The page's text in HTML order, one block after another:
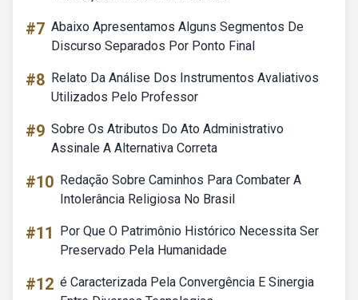
#7 Abaixo Apresentamos Alguns Segmentos De
Discurso Separados Por Ponto Final
#8 Relato Da Análise Dos Instrumentos Avaliativos
Utilizados Pelo Professor
#9 Sobre Os Atributos Do Ato Administrativo
Assinale A Alternativa Correta
#10 Redação Sobre Caminhos Para Combater A
Intolerância Religiosa No Brasil
#11
Por Que O Patrimônio Histórico Necessita Ser
Preservado Pela Humanidade
#12 é Caracterizada Pela Convergência E Sinergia